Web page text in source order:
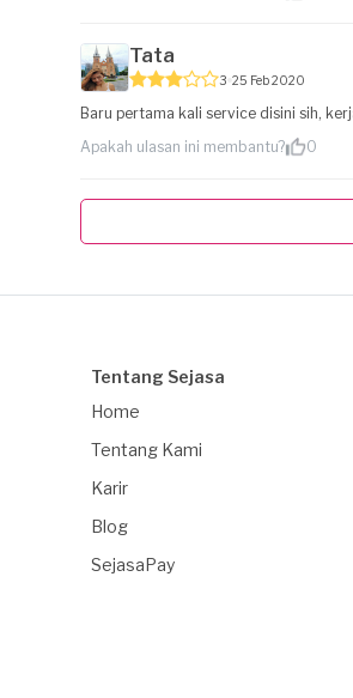
Tata
3 25 Feb 2020
Baru pertama kali service disini sih,
Apakah ulasan ini membantu?
0
Tentang Sejasa
Home
Tentang Kami
Karir
Blog
SejasaPay